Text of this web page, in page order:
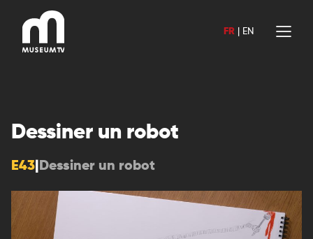
contenu
FR EN
Dessiner un robot
E43 Dessiner un robot